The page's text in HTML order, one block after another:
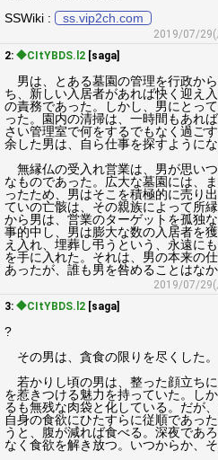
SSWiki :
ss.vip2ch.com
2019/07/29(
2: ◆CItYBDS.l2 [saga]
男は、とある墓園の管理を行政か
ち、新しい入居者があれば快く迎え
の責務であった。しかし、男にとっ
った。園内の清掃は、一時間もあれ
さい管理室で何をするでもなく過ご
余した男は、自ら仕事を探すようにな
無縁仏の受入れ営業は、男が思い
なものであった。広大な墓園には、
ったため、男はそこを積極的に売り
ていの亡骸は、その親族によって所
から男は、営業のターゲットを孤独
事的中し、男は膨大な数の入居者を
え入れ、埋葬し弔うという、永遠に
を手に入れた。それは、男の本来の
あったが、誰も男を咎めることはなか
2019/07/29(
3: ◆CItYBDS.l2 [saga]
?
その男は、貪食の限りを尽くした。
若かりし頃の男は、整った顔立ち
を惹きつける魅力を持っていた。し
るも無残な肉袋と化している。だが
自身の食欲にひたすらに従順であっ
うと、腹が減れば食べる。深夜であ
なく食欲を解き放つ。いつからか、